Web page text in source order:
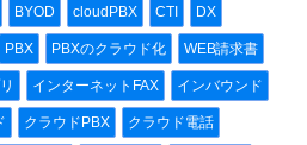
BYOD cloudPBX CTI DX
PBX PBXのクラウド化 WEB請求書
インターネットFAX インバウンド
クラウドPBX クラウド電話